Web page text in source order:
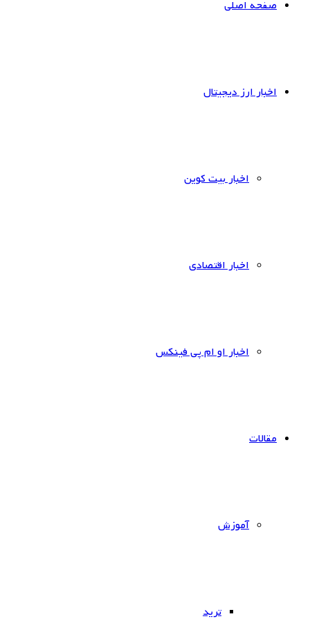
صفحه اصلی
اخبار ارز دیجیتال
اخبار بیت کوین
اخبار اقتصادی
اخبار او ام پی فینکس
مقالات
آموزش
ترید